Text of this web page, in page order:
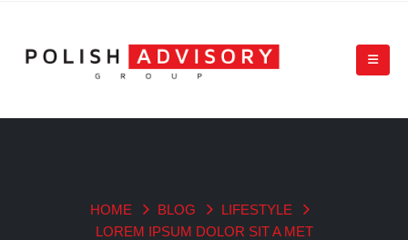
HOME BLOG
LIFESTYLE
LOREM IPSUM DOLOR SIT A MET